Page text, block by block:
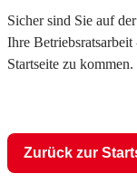
Sicher sind Sie auf
Ihre
Startseite zu kommen.
Zurück zur